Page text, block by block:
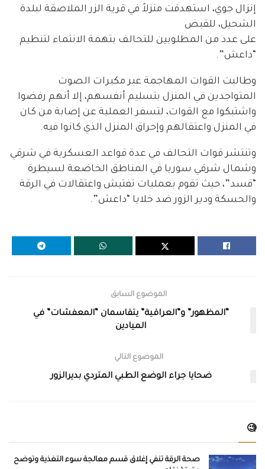
إنزال جوي، استهدفت منزلاً في قرية الزر الملاصقة لبلدة
الشحيل، للقبض
على عدد من المطلوبين للتحالف بتهمة الانتماء لتنظيم
“داعش”.
وطالبت القوات المهاجمة عبر مكبرات الصوت
المتواجدين في المنزل بتسليم أنفسهم، إلا أنهم رفضوا
واشتبكوا مع القوات، لتسفر العملية عن إصابة من كان
في المنزل واعتقالهم وإحراق المنزل الذي كانوا فيه.
وتنتشر قوات التحالف في عدة قواعد العسكرية في شرقي
وشمال شرقي سوريا في المناطق الخاضعة لسيطرة
“قسد”، حيث تقوم بعمليات تفتيش واعتقالات في الرقة
والحسكة ودير الزور ضد خلايا “داعش”.
الموضوع السابق
“المظهور” و”العراقية” يتقاسمان “المعفشات” في
الميادين
الموضوع التالي
ضحايا جراء الوضع الطبي المتردي بديرالزور
🧐
صحة الرقة تنفي إغلاق قسم معالجة سوء التغذية وتوضح